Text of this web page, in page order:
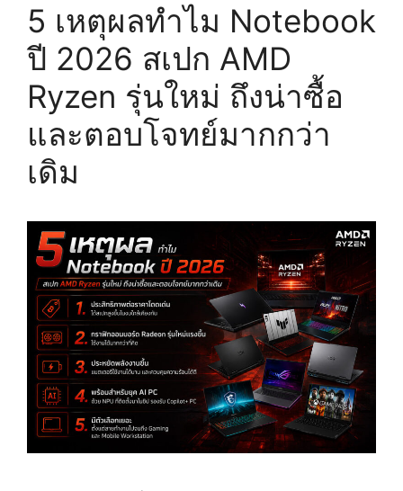
5 เหตุผลทำไม Notebook
ปี 2026 สเปก AMD
Ryzen รุ่นใหม่ ถึงน่าซื้อ
และตอบโจทย์มากกว่า
เดิม